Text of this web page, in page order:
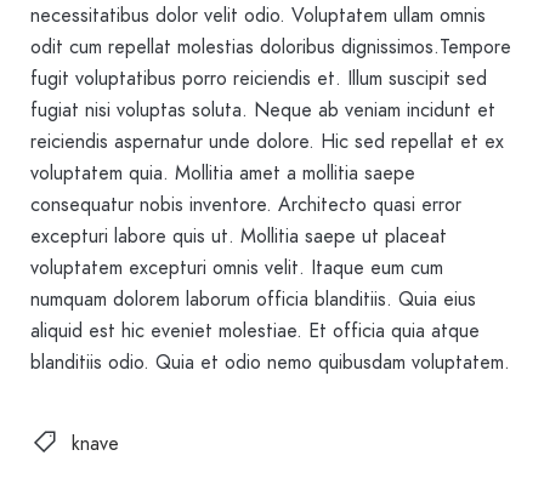
necessitatibus dolor velit odio. Voluptatem ullam omnis
odit cum repellat molestias doloribus dignissimos.Tempore
fugit voluptatibus porro reiciendis et. Illum suscipit sed
fugiat nisi voluptas soluta. Neque ab veniam incidunt et
reiciendis aspernatur unde dolore. Hic sed repellat et ex
voluptatem quia. Mollitia amet a mollitia saepe
consequatur nobis inventore. Architecto quasi error
excepturi labore quis ut. Mollitia saepe ut placeat
voluptatem excepturi omnis velit. Itaque eum cum
numquam dolorem laborum officia blanditiis. Quia eius
aliquid est hic eveniet molestiae. Et officia quia atque
blanditiis odio. Quia et odio nemo quibusdam voluptatem.
knave